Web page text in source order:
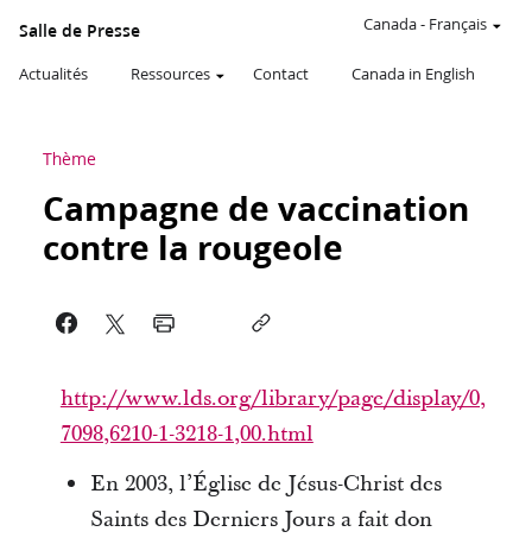
Salle de Presse
Actualités Ressources Contact Canada in English
Canada- Français
Thème
Campagne de vaccination
contre la rougeole
http://www.lds.org/library/page/display/0,
7098,6210-1-3218-1,00.html
En 2003, l’Église de Jésus-Christ des
Saints des Derniers Jours a fait don